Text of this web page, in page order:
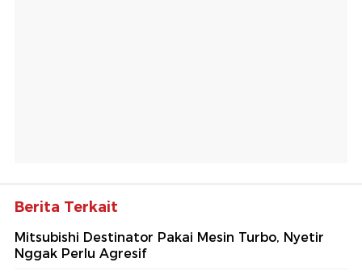
Berita Terkait
Mitsubishi Destinator Pakai Mesin Turbo, Nyetir
Nggak Perlu Agresif